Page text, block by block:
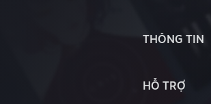
THÔNG TIN
HỖ TRỢ